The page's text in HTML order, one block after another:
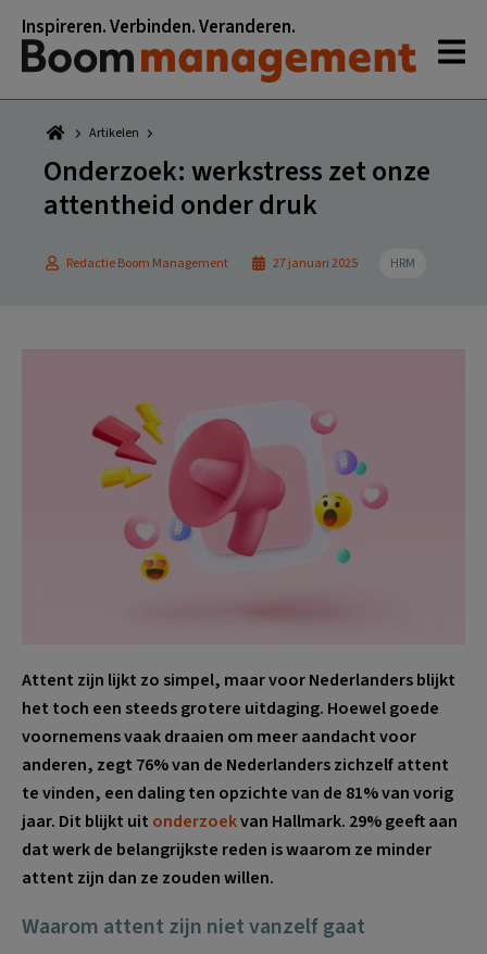
naar
hoofdnavigatie
naar
hoofd
inhoud
naar
eerste
sidebar
naar
voettekst
Inspireren. Verbinden. Veranderen.
Artikelen
Onderzoek: werkstress zet onze
attentheid onder druk
Redactie Boom Management 27 januari 2025 HRM
Attent zijn lijkt zo simpel, maar voor Nederlanders blijkt
het toch een steeds grotere uitdaging. Hoewel goede
voornemens vaak draaien om meer aandacht voor
anderen, zegt 76% van de Nederlanders zichzelf attent
te vinden, een daling ten opzichte van de 81% van vorig
jaar. Dit blijkt uit onderzoekvan Hallmark. 29% geeft aan
dat werk de belangrijkste reden is waarom ze minder
attent zijn dan ze zouden willen.
Waarom attent zijn niet vanzelf gaat